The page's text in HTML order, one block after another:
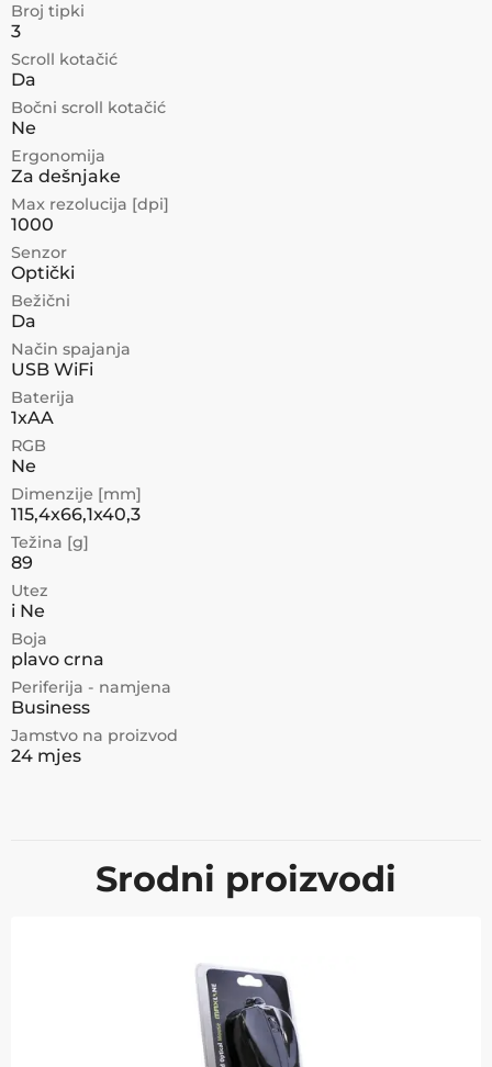
Broj tipki
3
Scroll kotačić
Da
Bočni scroll kotačić
Ne
Ergonomija
Za dešnjake
Max rezolucija [dpi]
1000
Senzor
Optički
Bežični
Da
Način spajanja
USB WiFi
Baterija
1xAA
RGB
Ne
Dimenzije [mm]
115,4x66,1x40,3
Težina [g]
89
Utez
i Ne
Boja
plavo crna
Periferija - namjena
Business
Jamstvo na proizvod
24 mjes
Srodni proizvodi